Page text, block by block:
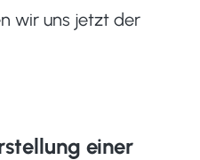
wir uns jetzt der
einer